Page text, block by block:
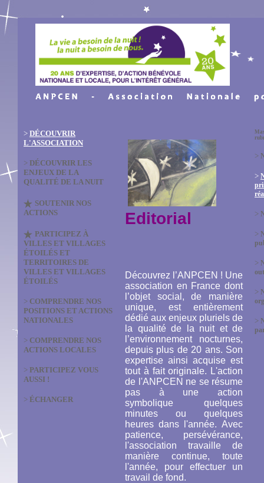
> DÉCOUVRIR
L'ASSOCIATION
> DÉCOUVRIR LES
ENJEUX DE LA
QUALITÉ DE LA NUIT
SOUTENIR NOS
ACTIONS
PARTICIPEZ À
VILLES ET VILLAGES
ÉTOILÉS ET
TERRITOIRES DE
VILLES ET VILLAGES
ÉTOILÉS
> COMPRENDRE NOS
POSITIONS ET ACTIONS
NATIONALES
> COMPRENDRE NOS
ACTIONS LOCALES
> PARTICIPEZ VOUS
AUSSI !
> ÉCHANGER
Editorial
Découvrez l’ANPCEN ! Une
association en France dont
l’objet social, de manière
unique, est entièrement
dédié aux enjeux pluriels de
la qualité de la nuit et de
l’environnement nocturnes,
depuis plus de 20 ans. Son
expertise ainsi acquise est
tout à fait originale. L'action
de l'ANPCEN ne se résume
pas à une action
symbolique quelques
minutes ou quelques
heures dans l'année. Avec
patience, persévérance,
l'association travaille de
manière continue, toute
l'année, pour effectuer un
travail de fond.
>
>
>
>
>
>
>